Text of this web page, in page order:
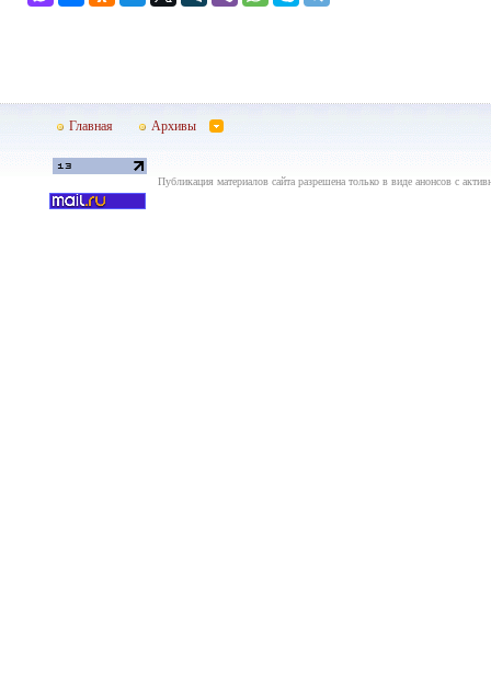
Главная Архивы
Публикация материалов сайта разрешена только в виде анонсов с